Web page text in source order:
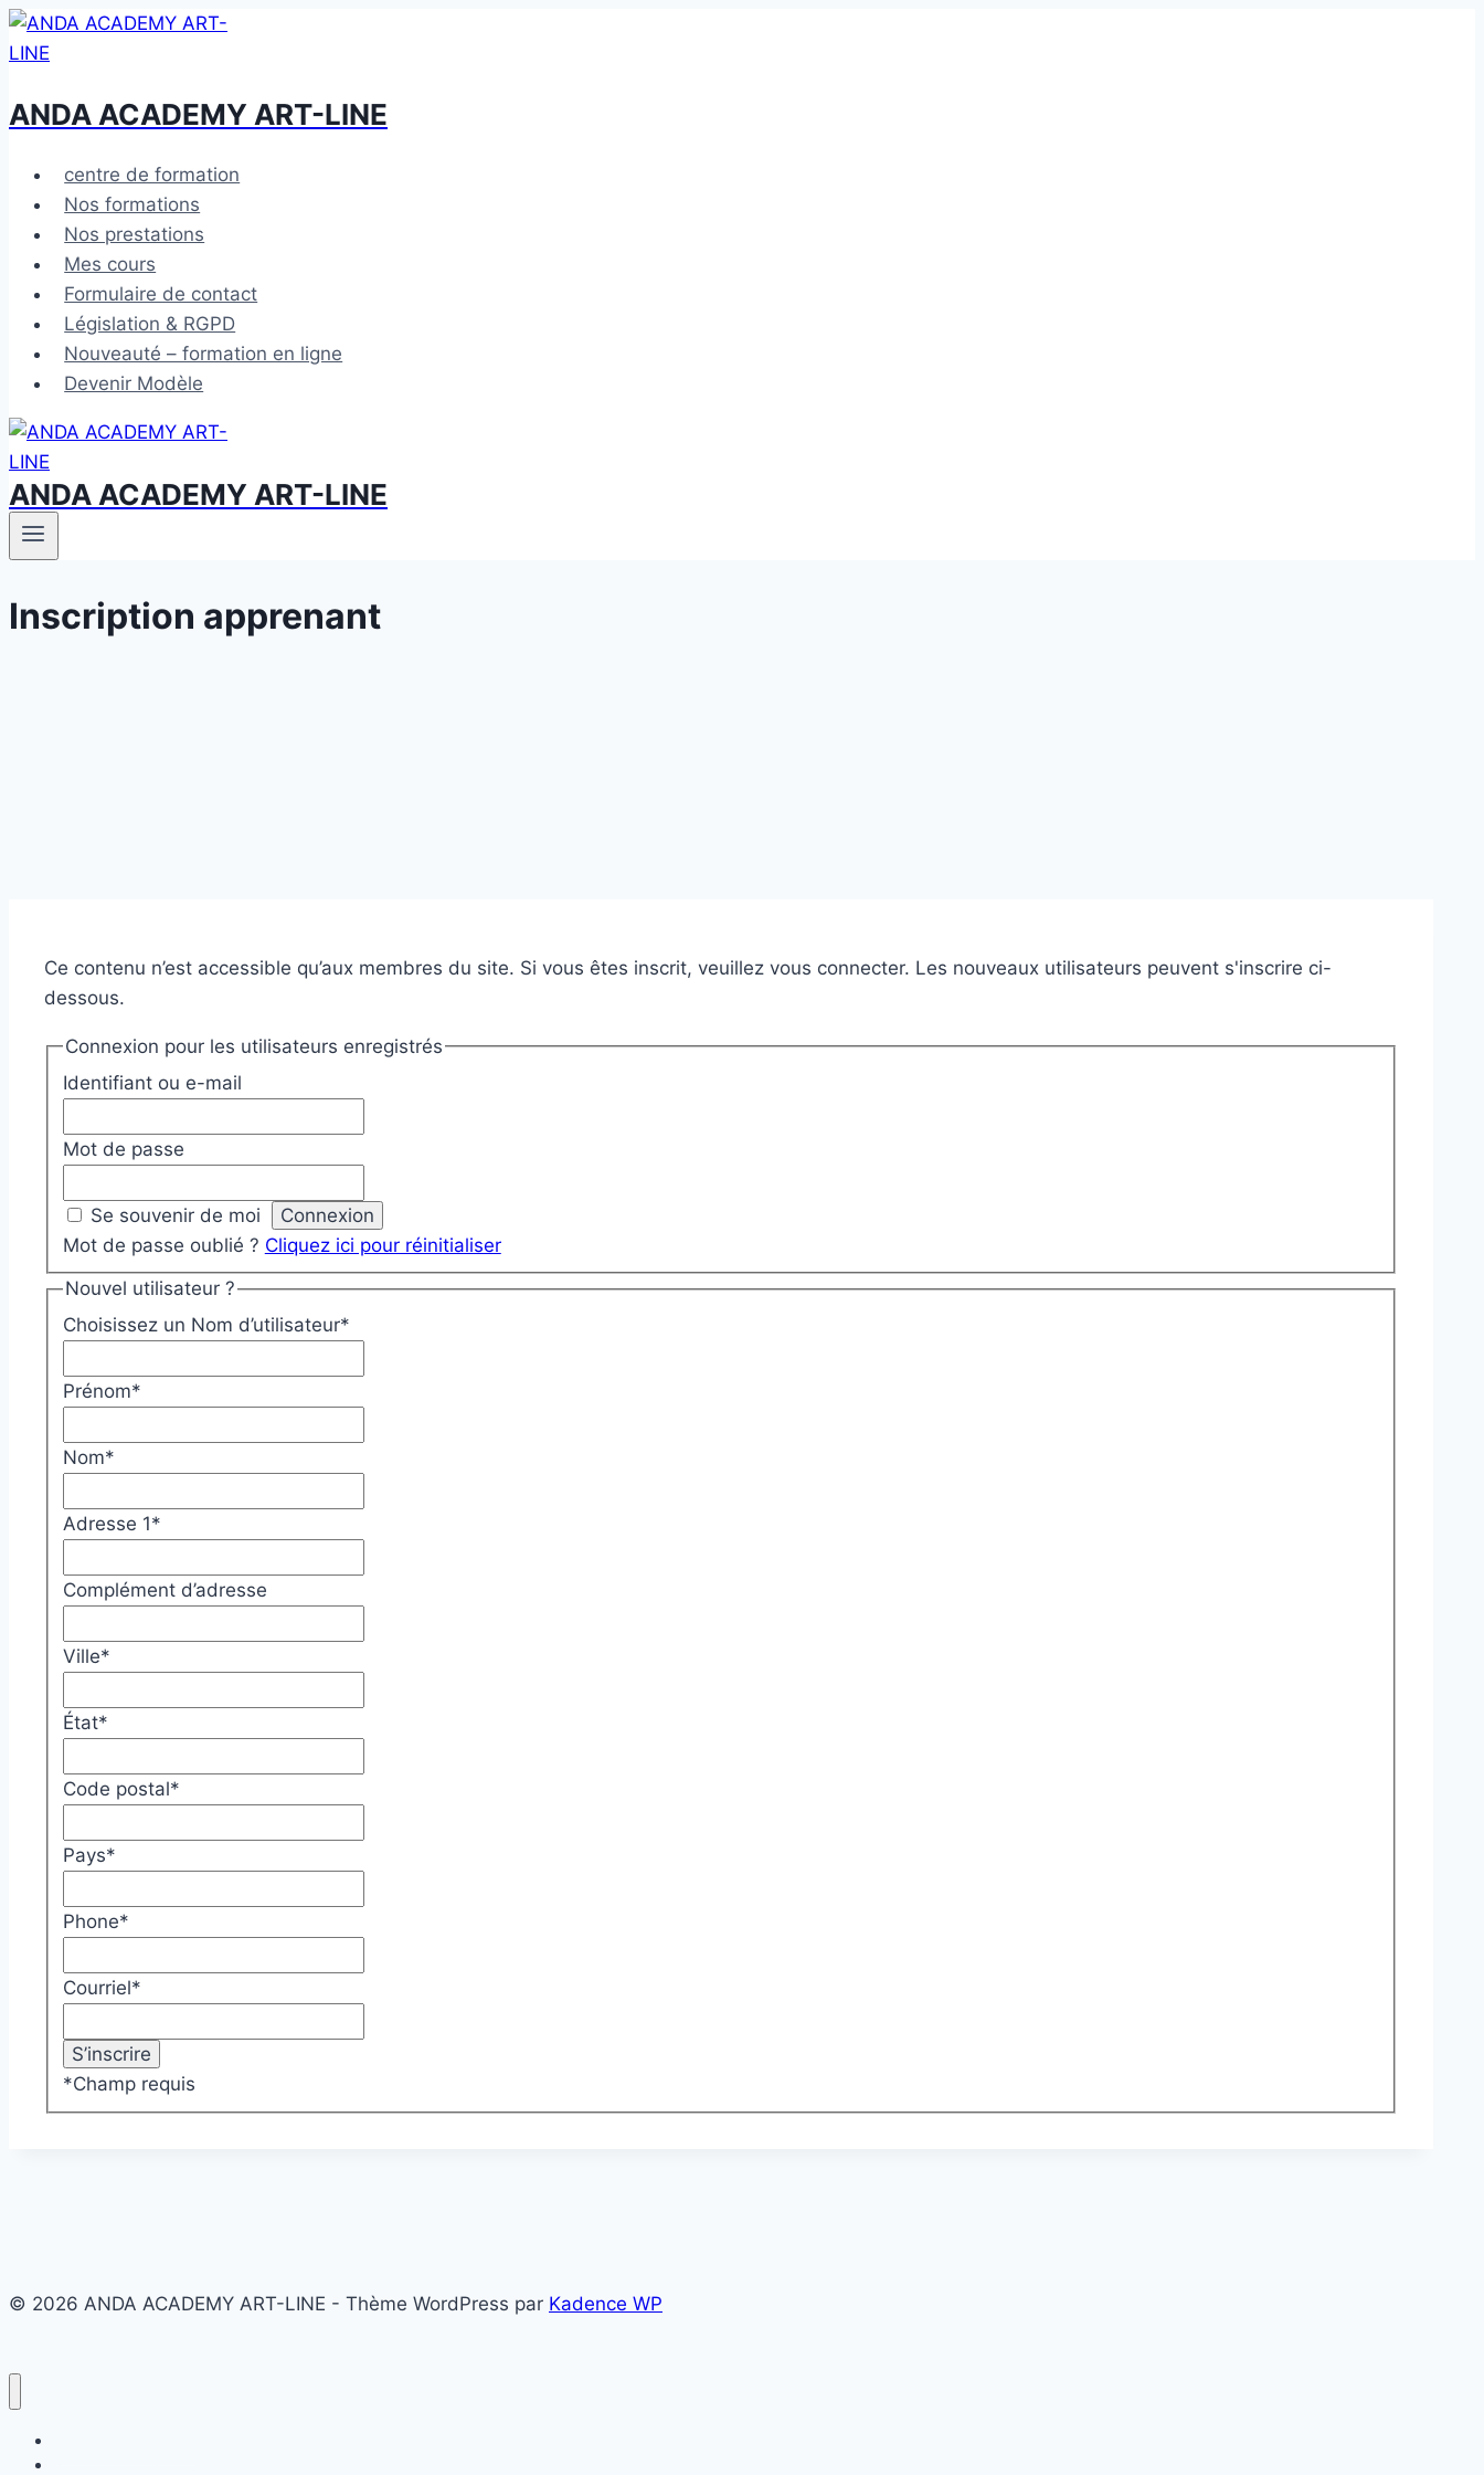
Aller
au
ANDA ACADEMY ART-LINE
centre de formation
Nos formations
Nos prestations
Mes cours
Formulaire de contact
Législation & RGPD
Nouveauté – formation en ligne
Devenir Modèle
ANDA ACADEMY ART-LINE
Inscription apprenant
Ce contenu n’est accessible qu’aux membres du site. Si vous êtes inscrit, veuillez vous connecter. Les nouveaux utilisateurs peuvent s'inscrire ci-
dessous.
Connexion pour les utilisateurs enregistrés
Identifiant ou e-mail
Mot de passe
Se souvenir de moi
Mot de passe oublié ? Cliquez ici pour réinitialiser
Nouvel utilisateur ?
Choisissez un Nom d’utilisateur*
Prénom*
Nom*
Adresse 1*
Complément d’adresse
Ville*
État*
Code postal*
Pays*
Phone*
Courriel*
*Champ requis
© 2026 ANDA ACADEMY ART-LINE - Thème WordPress par Kadence WP